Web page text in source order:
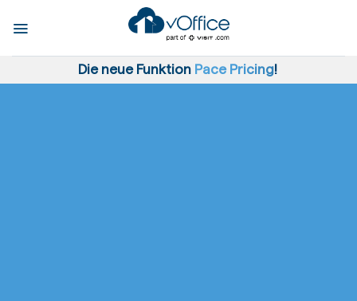
Die neue Funktion Pace Pricing!